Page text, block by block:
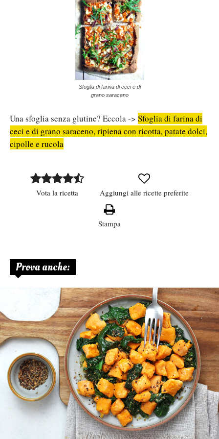
Sfoglia di farina di ceci e di
grano saraceno
Una sfoglia senza glutine? Eccola -> Sfoglia di farina di
ceci e di grano saraceno, ripiena con ricotta, patate dolci,
cipolle e rucola
Vota la ricetta Aggiungi alle ricette preferite
Stampa
Prova anche: